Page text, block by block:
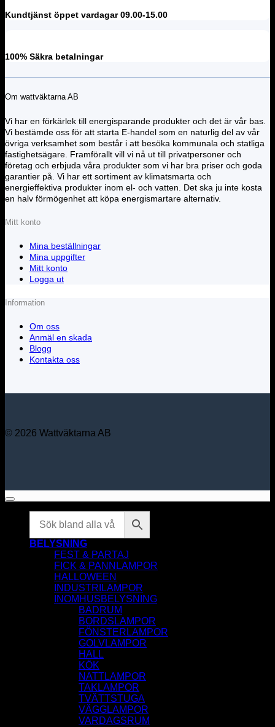
Kundtjänst öppet vardagar 09.00-15.00
100% Säkra betalningar
Om wattväktarna AB
Vi har en förkärlek till energisparande produkter och det är vår bas.
Vi bestämde oss för att starta E-handel som en naturlig del av vår
övriga verksamhet som består i att besöka kommunala och statliga
fastighetsägare. Framförallt vill vi nå ut till privatpersoner och
företag och erbjuda våra produkter som vi har bra priser och goda
garantier på. Vi har ett sortiment av klimatsmarta och
energieffektiva produkter inom el- och vatten. Det ska ju inte kosta
en halv förmögenhet att köpa energismartare alternativ.
Mitt konto
Mina beställningar
Mina uppgifter
Mitt konto
Logga ut
Information
Om oss
Anmäl en skada
Blogg
Kontakta oss
© 2026 Wattväktarna AB
BELYSNING
FEST & PARTAJ
FICK & PANNLAMPOR
HALLOWEEN
INDUSTRILAMPOR
INOMHUSBELYSNING
BADRUM
BORDSLAMPOR
FÖNSTERLAMPOR
GOLVLAMPOR
HALL
KÖK
NATTLAMPOR
TAKLAMPOR
TVÄTTSTUGA
VÄGGLAMPOR
VARDAGSRUM